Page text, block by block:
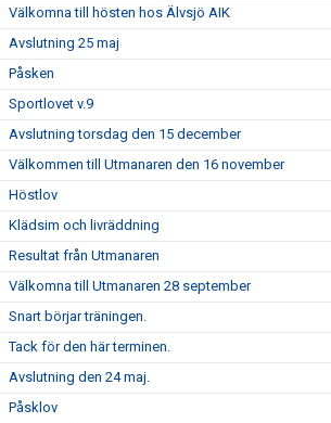
Välkomna till hösten hos Älvsjö AIK
Avslutning 25 maj
Påsken
Sportlovet v.9
Avslutning torsdag den 15 december
Välkommen till Utmanaren den 16 november
Höstlov
Klädsim och livräddning
Resultat från Utmanaren
Välkomna till Utmanaren 28 september
Snart börjar träningen.
Tack för den här terminen.
Avslutning den 24 maj.
Påsklov